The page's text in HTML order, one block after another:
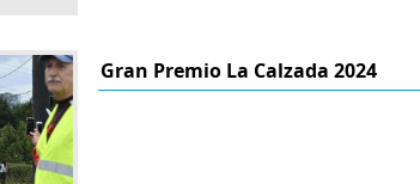
Gran Premio La Calzada 2024